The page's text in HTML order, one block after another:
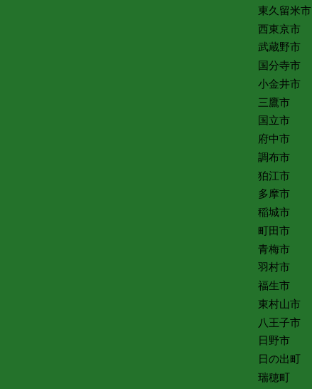
東久留米市
西東京市
武蔵野市
国分寺市
小金井市
三鷹市
国立市
府中市
調布市
狛江市
多摩市
稲城市
町田市
青梅市
羽村市
福生市
東村山市
八王子市
日野市
日の出町
瑞穂町